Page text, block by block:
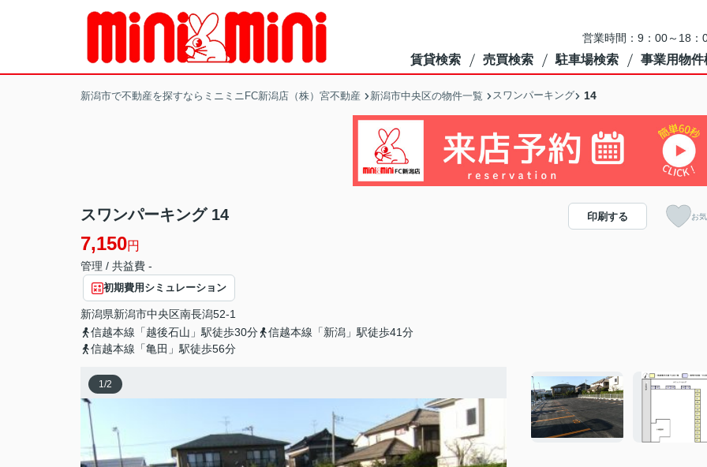
営業時間：9：00～18
賃貸検索 売買検索 駐車場検索 事業用物件
新潟市で不動産を探すならミニミニFC新潟店（株）宮不動産 新潟市中央区の物件一覧 スワンパーキング 14
スワンパーキング 14
7,150円
管理 / 共益費 -
初期費用シミュレーション
新潟県新潟市中央区南長潟52-1
信越本線「越後石山」駅徒歩30分
信越本線「新潟」駅徒歩41分
信越本線「亀田」駅徒歩56分
印刷する お
1/2